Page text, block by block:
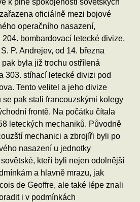
oficiálně mezi bojové
operačního nasazení,
204. bombardovací letecké divize,
P. Andrejev, od 14. března
byla již trochu ostřílená
303. stíhací letecké divizi pod
Tento velitel a jeho divize
pak stali francouzskými kolegy
frontě. Na počátku čítala
leteckých mechaniků. Původně
mechanici a zbrojíři byli po
nasazení u jednotky
kteří byli nejen odolnější
a hlavně mrazu, jak
de Geoffre, ale také lépe znali
i v podmínkách